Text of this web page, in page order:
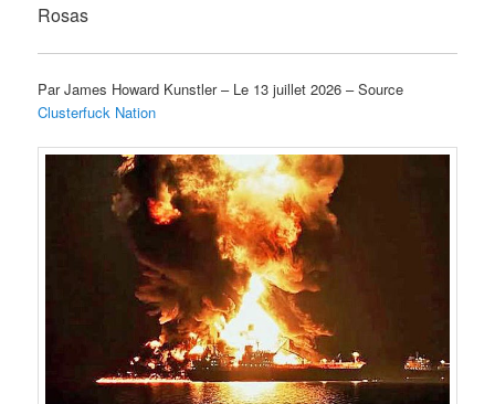
Rosas
Par James Howard Kunstler – Le 13 juillet 2026 – Source
Clusterfuck Nation